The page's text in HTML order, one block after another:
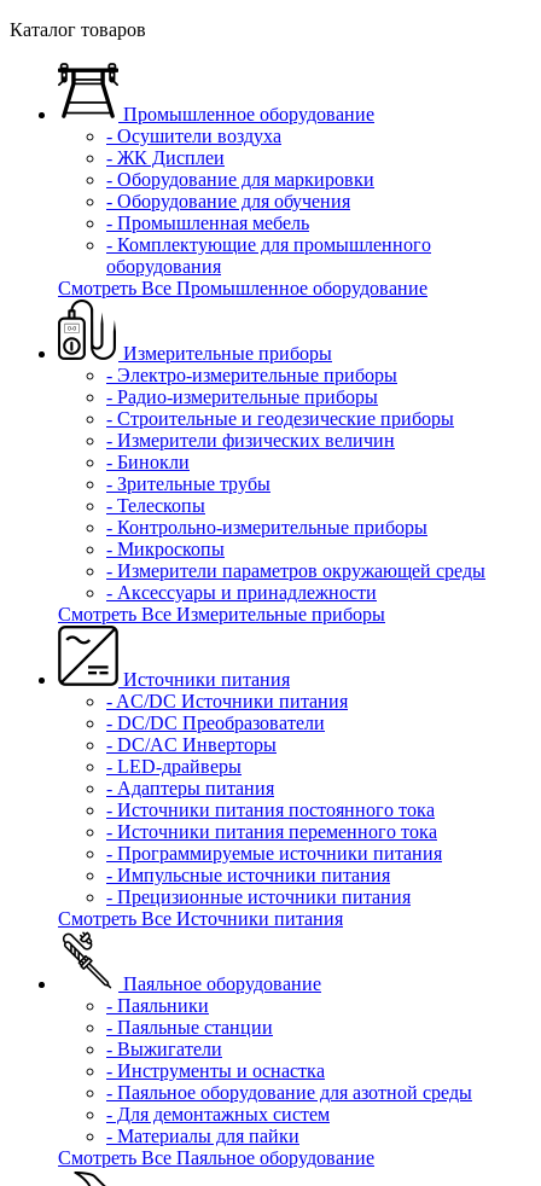
Каталог товаров
Промышленное оборудование
- Осушители воздуха
- ЖК Дисплеи
- Оборудование для маркировки
- Оборудование для обучения
- Промышленная мебель
- Комплектующие для промышленного
оборудования
Смотреть Все Промышленное оборудование
Измерительные приборы
- Электро-измерительные приборы
- Радио-измерительные приборы
- Строительные и геодезические приборы
- Измерители физических величин
- Бинокли
- Зрительные трубы
- Телескопы
- Контрольно-измерительные приборы
- Микроскопы
- Измерители параметров окружающей среды
- Аксессуары и принадлежности
Смотреть Все Измерительные приборы
Источники питания
- AC/DC Источники питания
- DC/DC Преобразователи
- DC/AC Инверторы
- LED-драйверы
- Адаптеры питания
- Источники питания постоянного тока
- Источники питания переменного тока
- Программируемые источники питания
- Импульсные источники питания
- Прецизионные источники питания
Смотреть Все Источники питания
Паяльное оборудование
- Паяльники
- Паяльные станции
- Выжигатели
- Инструменты и оснастка
- Паяльное оборудование для азотной среды
- Для демонтажных систем
- Материалы для пайки
Смотреть Все Паяльное оборудование